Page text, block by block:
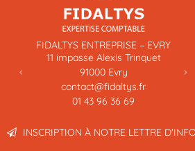
FIDALTYS ENTREPRISE – EVRY
11 impasse Alexis Trinquet
91000 Evry
contact@fidaltys.fr
01 43 96 36 69
Previous
INSCRIPTION À NOTRE LETTRE